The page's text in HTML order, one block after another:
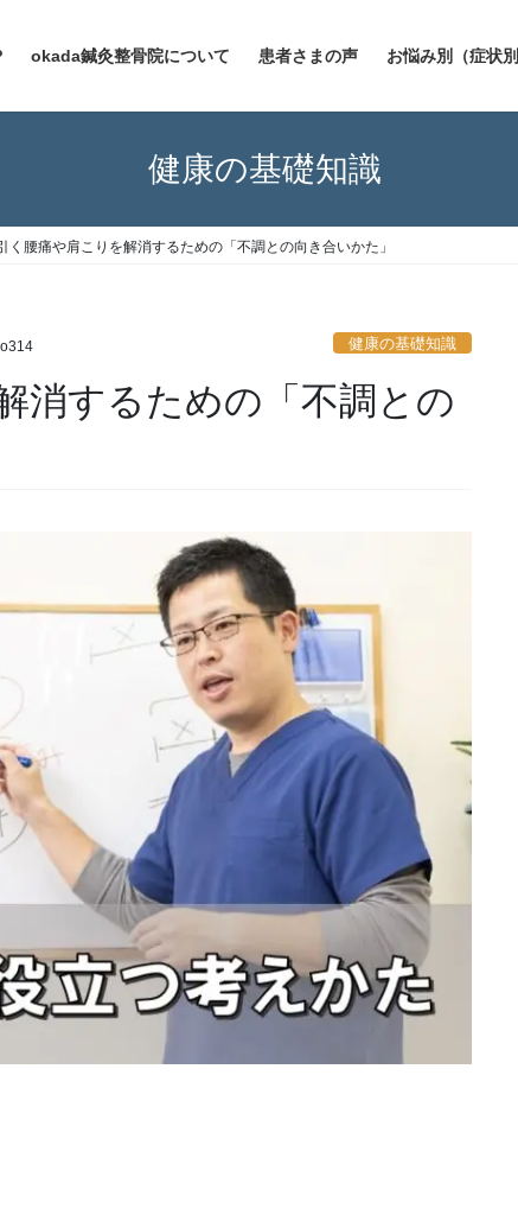
okada鍼灸整骨院について 患者さまの声 お悩み別（症状
健康の基礎知識
く腰痛や肩こりを解消するための「不調との向き合いかた」
健康の基礎知識
消するための「不調との